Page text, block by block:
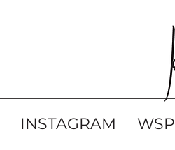
INSTAGRAM